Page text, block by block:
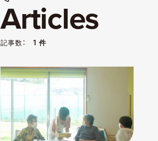
Articles
記事数： 1 件